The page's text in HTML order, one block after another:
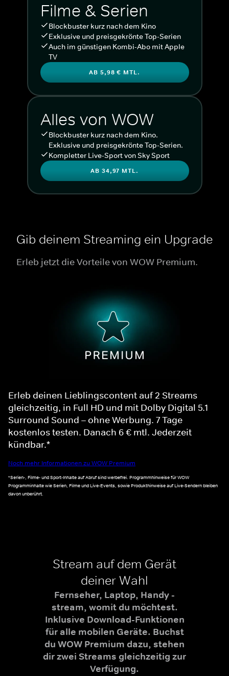
Filme & Serien
Blockbuster kurz nach dem Kino
Exklusive und preisgekrönte Top-Serien
Auch im günstigen Kombi-Abo mit Apple
TV
AB 5,98 € MTL.
Alles von WOW
Blockbuster kurz nach dem Kino.
Exklusive und preisgekrönte Top-Serien.
Kompletter Live-Sport von Sky Sport
AB 34,97 MTL.
Gib deinem Streaming ein Upgrade
Erleb jetzt die Vorteile von WOW Premium.
Erleb deinen Lieblingscontent auf 2 Streams
gleichzeitig, in Full HD und mit Dolby Digital 5.1
Surround Sound – ohne Werbung. 7 Tage
kostenlos testen. Danach 6 € mtl. Jederzeit
kündbar.*
Noch mehr Informationen zu WOW Premium
*Serien-, Filme- und Sport-Inhalte auf Abruf sind werbefrei. Programmhinweise für WOW
Programminhalte wie Serien, Filme und Live-Events, sowie Produkthinweise auf Live-Sendern bleiben
davon unberührt.
Stream auf dem Gerät
deiner Wahl
Fernseher, Laptop, Handy -
stream, womit du möchtest.
Inklusive Download-Funktionen
für alle mobilen Geräte. Buchst
du WOW Premium dazu, stehen
dir zwei Streams gleichzeitig zur
Verfügung.